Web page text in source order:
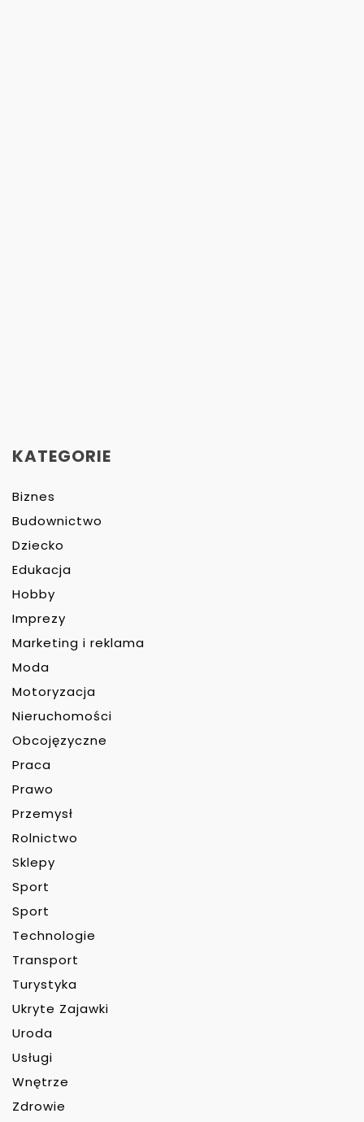
KATEGORIE
Biznes
Budownictwo
Dziecko
Edukacja
Hobby
Imprezy
Marketing i reklama
Moda
Motoryzacja
Nieruchomości
Obcojęzyczne
Praca
Prawo
Przemysł
Rolnictwo
Sklepy
Sport
Sport
Technologie
Transport
Turystyka
Ukryte Zajawki
Uroda
Usługi
Wnętrze
Zdrowie